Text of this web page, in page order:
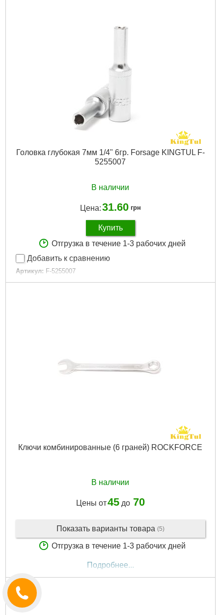
Головка глубокая 7мм 1/4" 6гр. Forsage KINGTUL F-
5255007
В наличии
Цена:31.60 грн
Купить
Отгрузка в течение 1-3 рабочих дней
Добавить к сравнению
Артикул: F-5255007
Код товара: 17.06.38
Ключи комбинированные (6 граней) ROCKFORCE
В наличии
Цены от45до 70
Показать варианты товара (5)
Отгрузка в течение 1-3 рабочих дней
Подробнее...